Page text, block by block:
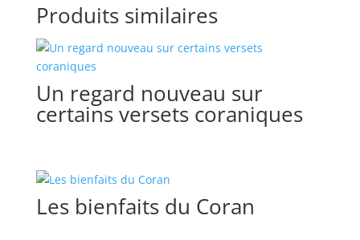
Produits similaires
Un regard nouveau sur
certains versets coraniques
Les bienfaits du Coran